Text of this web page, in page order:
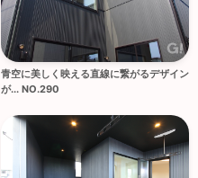
青空に美しく映える直線に繋がるデザイン
が... NO.290